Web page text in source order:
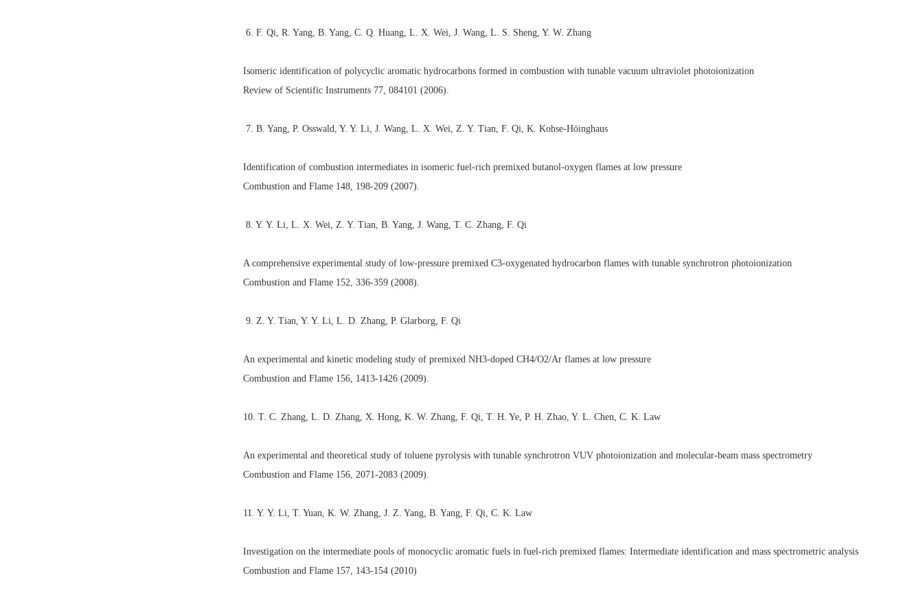
6. F. Qi, R. Yang, B. Yang, C. Q. Huang, L. X. Wei, J. Wang, L. S. Sheng, Y. W. Zhang
Isomeric identification of polycyclic aromatic hydrocarbons formed in combustion with tunable vacuum ultraviolet photoionization
Review of Scientific Instruments 77, 084101 (2006).
7. B. Yang, P. Osswald, Y. Y. Li, J. Wang, L. X. Wei, Z. Y. Tian, F. Qi, K. Kohse-Höinghaus
Identification of combustion intermediates in isomeric fuel-rich premixed butanol-oxygen flames at low pressure
Combustion and Flame 148, 198-209 (2007).
8. Y. Y. Li, L. X. Wei, Z. Y. Tian, B. Yang, J. Wang, T. C. Zhang, F. Qi
A comprehensive experimental study of low-pressure premixed C3-oxygenated hydrocarbon flames with tunable synchrotron photoionization
Combustion and Flame 152, 336-359 (2008).
9. Z. Y. Tian, Y. Y. Li, L. D. Zhang, P. Glarborg, F. Qi
An experimental and kinetic modeling study of premixed NH3-doped CH4/O2/Ar flames at low pressure
Combustion and Flame 156, 1413-1426 (2009).
10. T. C. Zhang, L. D. Zhang, X. Hong, K. W. Zhang, F. Qi, T. H. Ye, P. H. Zhao, Y. L. Chen, C. K. Law
An experimental and theoretical study of toluene pyrolysis with tunable synchrotron VUV photoionization and molecular-beam mass spectrometry
Combustion and Flame 156, 2071-2083 (2009).
11. Y. Y. Li, T. Yuan, K. W. Zhang, J. Z. Yang, B. Yang, F. Qi, C. K. Law
Investigation on the intermediate pools of monocyclic aromatic fuels in fuel-rich premixed flames: Intermediate identification and mass spectrometric analysis
Combustion and Flame 157, 143-154 (2010)